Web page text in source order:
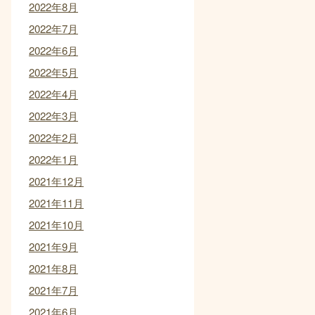
2022年8月
2022年7月
2022年6月
2022年5月
2022年4月
2022年3月
2022年2月
2022年1月
2021年12月
2021年11月
2021年10月
2021年9月
2021年8月
2021年7月
2021年6月